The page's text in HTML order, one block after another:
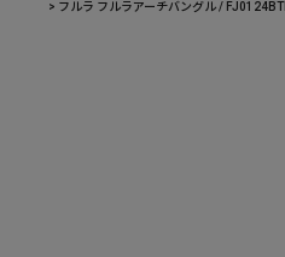
フルラ フルラアーチバングル / FJ0124BTL